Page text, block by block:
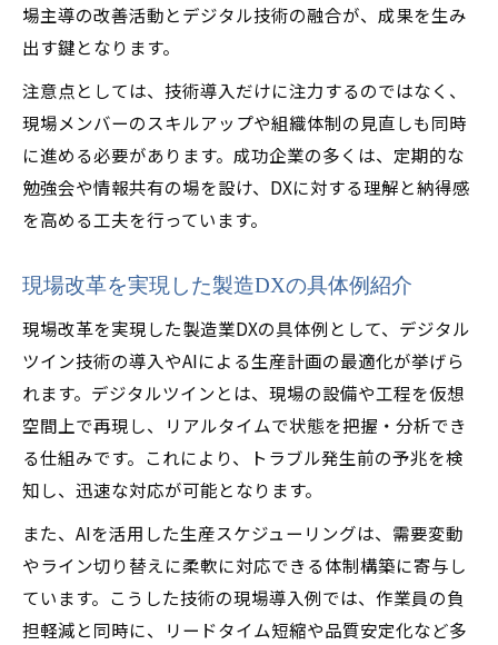
場主導の改善活動とデジタル技術の融合が、成果を生み
出す鍵となります。
注意点としては、技術導入だけに注力するのではなく、
現場メンバーのスキルアップや組織体制の見直しも同時
に進める必要があります。成功企業の多くは、定期的な
勉強会や情報共有の場を設け、DXに対する理解と納得感
を高める工夫を行っています。
現場改革を実現した製造DXの具体例紹介
現場改革を実現した製造業DXの具体例として、デジタル
ツイン技術の導入やAIによる生産計画の最適化が挙げら
れます。デジタルツインとは、現場の設備や工程を仮想
空間上で再現し、リアルタイムで状態を把握・分析でき
る仕組みです。これにより、トラブル発生前の予兆を検
知し、迅速な対応が可能となります。
また、AIを活用した生産スケジューリングは、需要変動
やライン切り替えに柔軟に対応できる体制構築に寄与し
ています。こうした技術の現場導入例では、作業員の負
担軽減と同時に、リードタイム短縮や品質安定化など多